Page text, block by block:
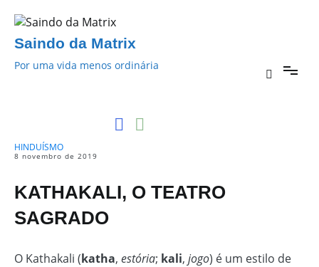
para
Saindo da Matrix
Por uma vida menos ordinária
HINDUÍSMO
8 novembro de 2019
KATHAKALI, O TEATRO
SAGRADO
O Kathakali (katha, estória; kali, jogo) é um estilo de